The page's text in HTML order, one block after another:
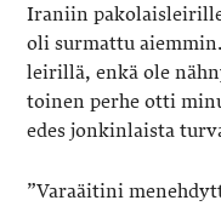
Iraniin
oli surmattu
leirillä, enkä ole
toinen perhe otti
edes jonkinlaista
”Varaäitini